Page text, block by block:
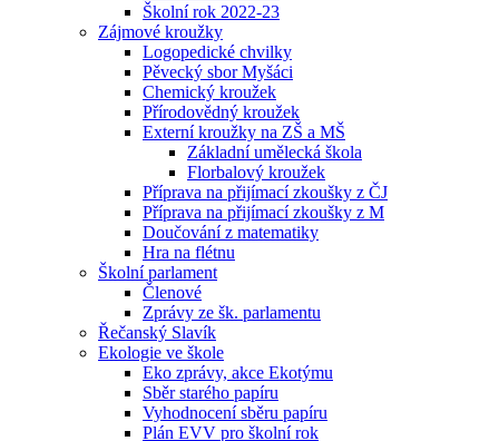
Školní rok 2022-23
Zájmové kroužky
Logopedické chvilky
Pěvecký sbor Myšáci
Chemický kroužek
Přírodovědný kroužek
Externí kroužky na ZŠ a MŠ
Základní umělecká škola
Florbalový kroužek
Příprava na přijímací zkoušky z ČJ
Příprava na přijímací zkoušky z M
Doučování z matematiky
Hra na flétnu
Školní parlament
Členové
Zprávy ze šk. parlamentu
Řečanský Slavík
Ekologie ve škole
Eko zprávy, akce Ekotýmu
Sběr starého papíru
Vyhodnocení sběru papíru
Plán EVV pro školní rok